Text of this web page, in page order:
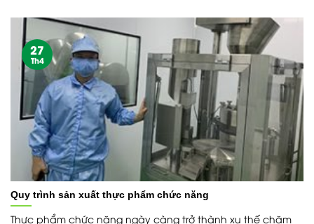
Quy trình sản xuất thực phẩm chức năng
Thực phẩm chức năng ngày càng trở thành xu thế chăm
27
Th4